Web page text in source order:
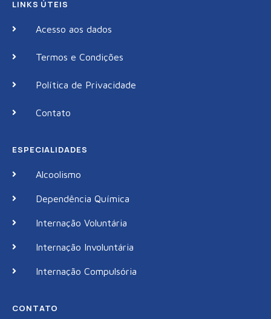
LINKS ÚTEIS
Acesso aos dados
Termos e Condições
Política de Privacidade
Contato
ESPECIALIDADES
Alcoolismo
Dependência Química
Internação Voluntária
Internação Involuntária
Internação Compulsória
CONTATO